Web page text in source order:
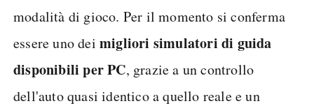
modalità di gioco. Per il momento si conferma
essere uno dei migliori simulatori di guida
disponibili per PC, grazie a un controllo
dell'auto quasi identico a quello reale e un